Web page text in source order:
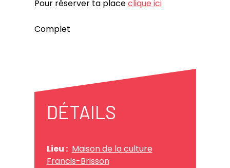
Pour réserver ta placeclique ici
Complet
DÉTAILS
Lieu : Maison de la culture
Francis-Brisson